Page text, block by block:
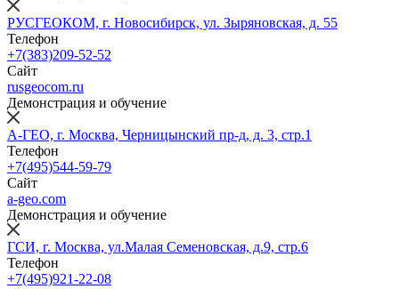
РУСГЕОКОМ, г. Новосибирск, ул. Зыряновская, д. 55
Телефон
+7(383)209-52-52
Сайт
rusgeocom.ru
Демонстрация и обучение
А-ГЕО, г. Москва, Черницынский пр-д, д. 3, стр.1
Телефон
+7(495)544-59-79
Сайт
a-geo.com
Демонстрация и обучение
ГСИ, г. Москва, ул.Малая Семеновская, д.9, стр.6
Телефон
+7(495)921-22-08